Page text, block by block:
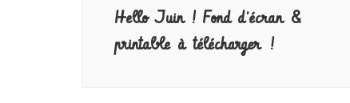
Hello Juin ! Fond d’écran &
printable à télécharger !